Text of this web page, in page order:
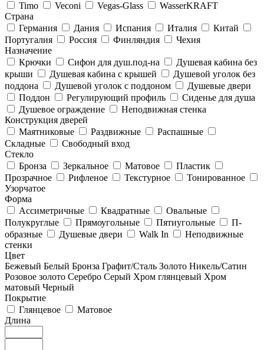
Timo
Veconi Vegas-Glass
WasserKRAFT
Страна
Германия
Дания Испания Италия
Китай
Португалия
Россия Финляндия
Чехия
Назначение
Крючки
Сифон для душ.под-на
Душевая кабина без
крыши
Душевая кабина с крышей
Душевой уголок без
поддона
Душевой уголок с поддоном
Душевые двери
Поддон
Регулирующий профиль
Сиденье для душа
Душевое ограждение
Неподвижная стенка
Конструкция дверей
Маятниковые
Раздвижные
Распашные
Складные
Свободный вход
Стекло
Бронза
Зеркальное Матовое
Пластик
Прозрачное
Рифленое Текстурное
Тонированное
Узорчатое
Форма
Ассиметричные
Квадратные
Овальные
Полукруглые
Прямоугольные Пятиугольные
П-
образные
Душевые двери Walk In
Неподвижные
стенки
Цвет
Бежевый Белый Бронза Графит/Сталь Золото Никель/Сатин
Розовое золото Серебро Серый Хром глянцевый Хром
матовый Черный
Покрытие
Глянцевое
Матовое
Длина